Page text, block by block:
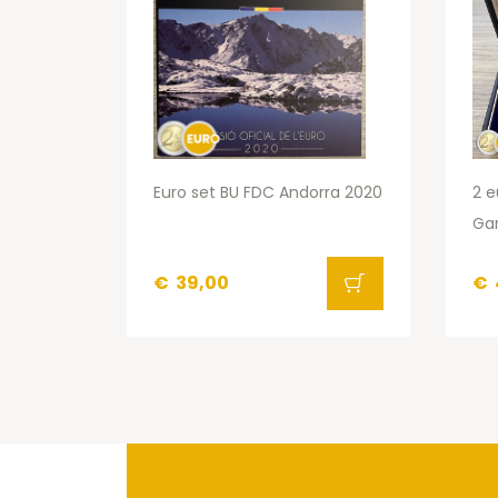
Euro set BU FDC Andorra 2020
€ 39,00
2
€